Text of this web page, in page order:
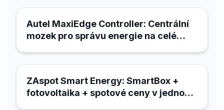
Autel MaxiEdge Controller: Centrální
mozek pro správu energie na celé
18. března 2026
ZAspot Smart Energy: SmartBox +
fotovoltaika + spotové ceny v jednom